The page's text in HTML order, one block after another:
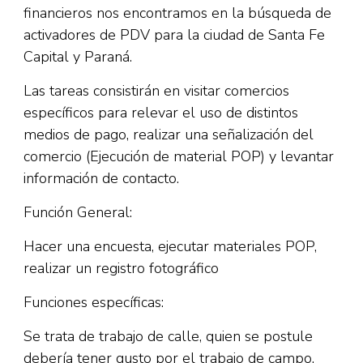
financieros nos encontramos en la búsqueda de
activadores de PDV para la ciudad de Santa Fe
Capital y Paraná.
Las tareas consistirán en visitar comercios
específicos para relevar el uso de distintos
medios de pago, realizar una señalización del
comercio (Ejecución de material POP) y levantar
información de contacto.
Función General:
Hacer una encuesta, ejecutar materiales POP,
realizar un registro fotográfico
Funciones específicas:
Se trata de trabajo de calle, quien se postule
debería tener gusto por el trabajo de campo.